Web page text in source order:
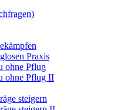
Praxis
ohne Pflug
ohne Pflug II
steigern